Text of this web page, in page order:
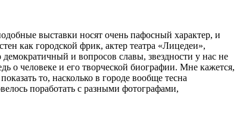
выставки носят очень пафосный характер, и
как городской фрик, актер театра «Лицедеи»,
и вопросов славы, звездности у нас не
о человеке и его творческой биографии. Мне кажется,
то, насколько в городе вообще тесна
поработать с разными фотографами,